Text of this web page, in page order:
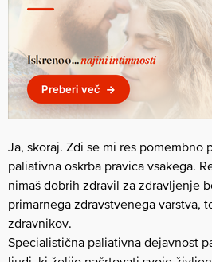
Ja, skoraj. Zdi se mi res pomembno
paliativna oskrba pravica vsakega.
nimaš dobrih zdravil za zdravljenje
primarnega zdravstvenega varstva,
zdravnikov.
Specialistična paliativna dejavnost